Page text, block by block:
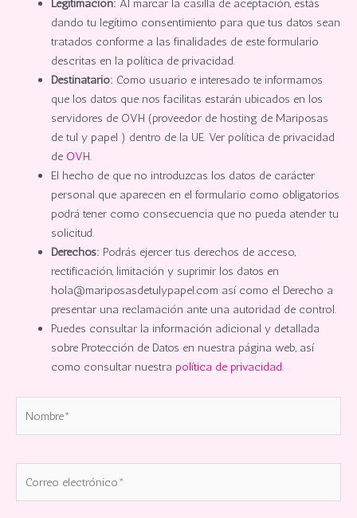
Legitimación: Al marcar la casilla de aceptación, estás
dando tu legítimo consentimiento para que tus datos sean
tratados conforme a las finalidades de este formulario
descritas en la política de privacidad.
Destinatario: Como usuario e interesado te informamos
que los datos que nos facilitas estarán ubicados en los
servidores de OVH (proveedor de hosting de Mariposas
de tul y papel ) dentro de la UE. Ver política de privacidad
de OVH.
El hecho de que no introduzcas los datos de carácter
personal que aparecen en el formulario como obligatorios
podrá tener como consecuencia que no pueda atender tu
solicitud.
Derechos: Podrás ejercer tus derechos de acceso,
rectificación, limitación y suprimir los datos en
hola@mariposasdetulypapel.com así como el Derecho a
presentar una reclamación ante una autoridad de control.
Puedes consultar la información adicional y detallada
sobre Protección de Datos en nuestra página web, así
como consultar nuestra política de privacidad.
electrónico*